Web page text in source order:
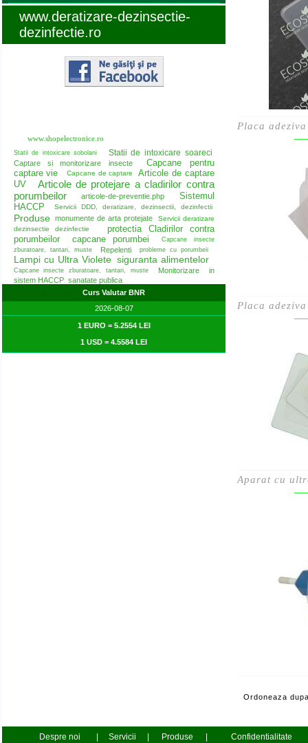
www.deratizare-dezinsectie-
dezinfectie.ro
www.shopelectronice.ro
Statii de intoxicare sobolani Statii de intoxicare soareci
Captare si monitorizare insecte
Capcane pentru
captare vie
Capcane de captare
Articole de captare
UV
Articole de protejare a cladirilor contra
porumbeilor
articole-de-preventie.php
Sistemul
HACCP
Servicii DDD, deratizare, dezinsectii, dezinfectii
Produse monumente de arta protejate
Servicii deratizare
dezinsectie dezinfectie
protectia Cladirilor contra
porumbeilor
capcane porumbei
Capcane insecte
zburatoare, tantari, muste
Repelenti probleme cu porumbeii
Lampi cu Ultra Violete siguranta alimentelor
Capcane insecte zburatoare, tantari, muste
Monitorizare in
sistem HACCP sanatate publica
Curs Valutar BNR
2026-08-07
1 EURO = 5.2554 LEI
1 USD = 4.5584 LEI
Placa
Placa
Aparat cu
Ordoneaza
Despre noi Servicii Produse Confidentialitate